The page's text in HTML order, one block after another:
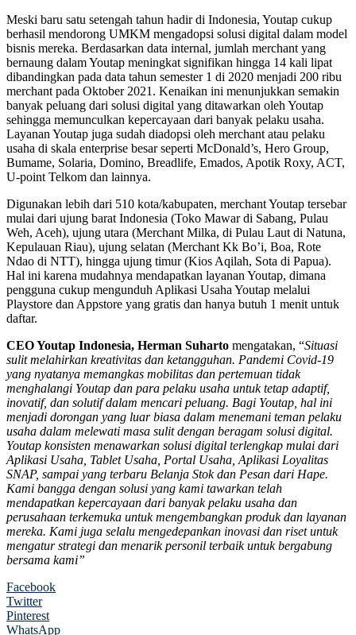
Meski baru satu setengah tahun hadir di Indonesia, Youtap cukup
berhasil mendorong UMKM mengadopsi solusi digital dalam model
bisnis mereka. Berdasarkan data internal, jumlah merchant yang
bernaung dalam Youtap meningkat signifikan hingga 14 kali lipat
dibandingkan pada data tahun semester 1 di 2020 menjadi 200 ribu
merchant pada Oktober 2021. Kenaikan ini menunjukkan semakin
banyak peluang dari solusi digital yang ditawarkan oleh Youtap
sehingga memunculkan kepercayaan dari banyak pelaku usaha.
Layanan Youtap juga sudah diadopsi oleh merchant atau pelaku
usaha di skala enterprise besar seperti McDonald’s, Hero Group,
Bumame, Solaria, Domino, Breadlife, Emados, Apotik Roxy, ACT,
U-point Telkom dan lainnya.
Digunakan lebih dari 510 kota/kabupaten, merchant Youtap tersebar
mulai dari ujung barat Indonesia (Toko Mawar di Sabang, Pulau
Weh, Aceh), ujung utara (Merchant Milka, di Pulau Laut di Natuna,
Kepulauan Riau), ujung selatan (Merchant Kk Bo’i, Boa, Rote
Ndao di NTT), hingga ujung timur (Kios Aqilah, Sota di Papua).
Hal ini karena mudahnya mendapatkan layanan Youtap, dimana
pengguna cukup mengunduh Aplikasi Usaha Youtap melalui
Playstore dan Appstore yang gratis dan hanya butuh 1 menit untuk
daftar.
CEO Youtap Indonesia, Herman Suharto mengatakan, “Situasi
sulit melahirkan kreativitas dan ketangguhan. Pandemi Covid-19
yang nyatanya memangkas mobilitas dan pertemuan tidak
menghalangi Youtap dan para pelaku usaha untuk tetap adaptif,
inovatif, dan solutif dalam mencari peluang. Bagi Youtap, hal ini
menjadi dorongan yang luar biasa dalam menemani teman pelaku
usaha dalam melewati masa sulit dengan beragam solusi digital.
Youtap konsisten menawarkan solusi digital terlengkap mulai dari
Aplikasi Usaha, Tablet Usaha, Portal Usaha, Aplikasi Loyalitas
SNAP, sampai yang terbaru Belanja Stok dan Pesan dari Hape.
Kami bangga dengan solusi yang kami tawarkan telah
mendapatkan kepercayaan dari banyak pelaku usaha dan
perusahaan terkemuka untuk mengembangkan produk dan layanan
mereka. Kami juga selalu mengedepankan inovasi dan riset untuk
mengatur strategi dan menarik personil terbaik untuk bergabung
bersama kami”
Facebook
Twitter
Pinterest
WhatsApp